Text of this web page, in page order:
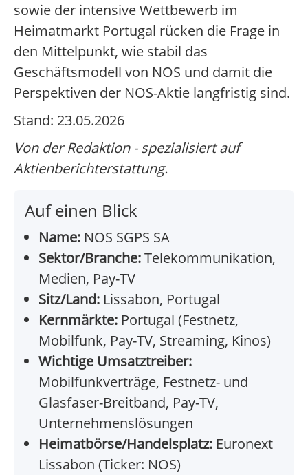
sowie der intensive Wettbewerb im
Heimatmarkt Portugal rücken die Frage in
den Mittelpunkt, wie stabil das
Geschäftsmodell von NOS und damit die
Perspektiven der NOS-Aktie langfristig sind.
Stand: 23.05.2026
Von der Redaktion - spezialisiert auf
Aktienberichterstattung.
Auf einen Blick
Name: NOS SGPS SA
Sektor/Branche:Telekommunikation,
Medien, Pay-TV
Sitz/Land: Lissabon, Portugal
Kernmärkte: Portugal (Festnetz,
Mobilfunk, Pay-TV, Streaming, Kinos)
Wichtige Umsatztreiber:
Mobilfunkverträge, Festnetz- und
Glasfaser-Breitband, Pay-TV,
Unternehmenslösungen
Heimatbörse/Handelsplatz: Euronext
Lissabon (Ticker: NOS)